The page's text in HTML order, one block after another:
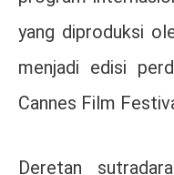
yang diproduksi
menjadi edisi
Cannes Film
Deretan